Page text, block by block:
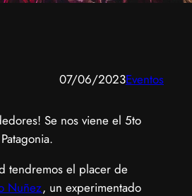
07/06/2023Eventos
Se nos viene el 5to
tendremos el placer de
Nuñez, un experimentado